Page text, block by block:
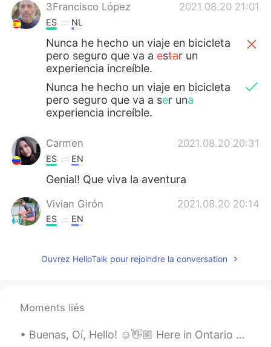
3Francisco López 2021.08.20 21:01
ES NL
Nunca he hecho un viaje en bicicleta
pero seguro que va aestar un
experiencia increíble.
Nunca he hecho un viaje en bicicleta
pero seguro que va a ser una
experiencia increíble.
Carmen 2021.08.20 20:31
ES EN
Genial! Que viva la aventura
Vivian Girón 2021.08.20 20:14
ES EN
bicicleta.
Nunca he hecho un viaje en bicicleta
experiencia increíble.
Ouvrez HelloTalk pour rejoindre la conversation
Moments liés
Buenas, Oí, Hello! ☺️👋🏼 Here in Ontario apple season is in September, so it’s the best month to ...